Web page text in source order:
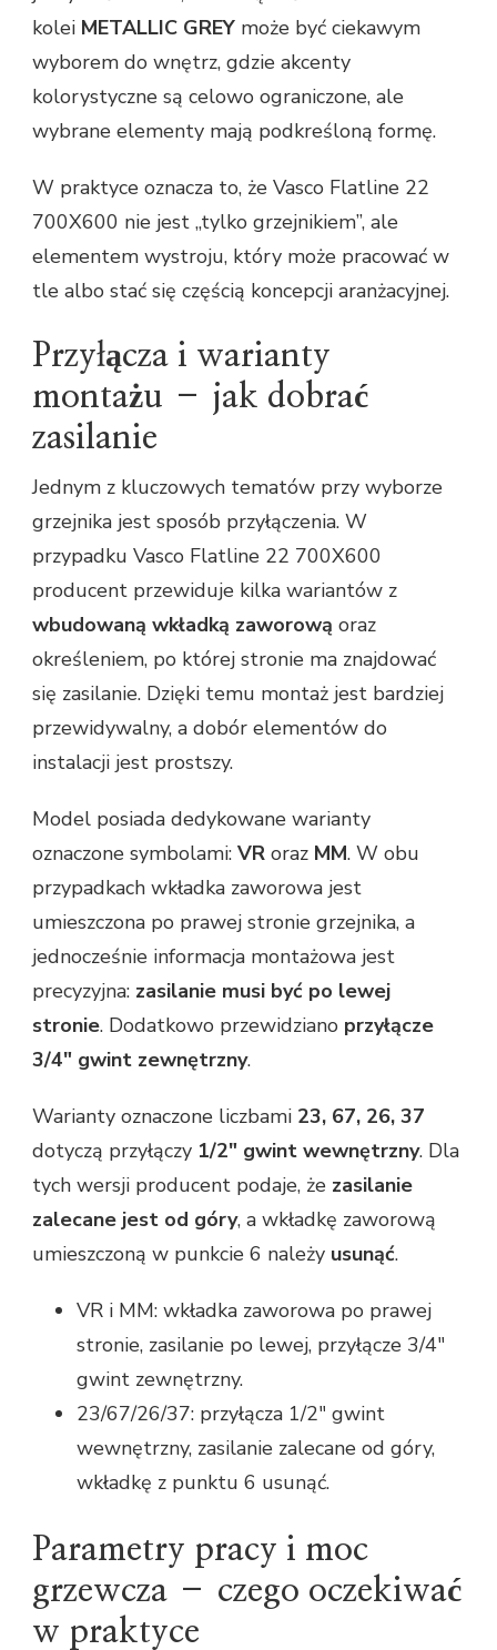
kolei METALLIC GREY może być ciekawym
wyborem do wnętrz, gdzie akcenty
kolorystyczne są celowo ograniczone, ale
wybrane elementy mają podkreśloną formę.
W praktyce oznacza to, że Vasco Flatline 22
700X600 nie jest „tylko grzejnikiem”, ale
elementem wystroju, który może pracować w
tle albo stać się częścią koncepcji aranżacyjnej.
Przyłącza i warianty
montażu – jak dobrać
zasilanie
Jednym z kluczowych tematów przy wyborze
grzejnika jest sposób przyłączenia. W
przypadku Vasco Flatline 22 700X600
producent przewiduje kilka wariantów z
wbudowaną wkładką zaworową oraz
określeniem, po której stronie ma znajdować
się zasilanie. Dzięki temu montaż jest bardziej
przewidywalny, a dobór elementów do
instalacji jest prostszy.
Model posiada dedykowane warianty
oznaczone symbolami: VR oraz MM. W obu
przypadkach wkładka zaworowa jest
umieszczona po prawej stronie grzejnika, a
jednocześnie informacja montażowa jest
precyzyjna: zasilanie musi być po lewej
stronie. Dodatkowo przewidziano przyłącze
3/4" gwint zewnętrzny.
Warianty oznaczone liczbami 23, 67, 26, 37
dotyczą przyłączy 1/2" gwint wewnętrzny. Dla
tych wersji producent podaje, że zasilanie
zalecane jest od góry, a wkładkę zaworową
umieszczoną w punkcie 6 należy usunąć.
VR i MM: wkładka zaworowa po prawej
stronie, zasilanie po lewej, przyłącze 3/4"
gwint zewnętrzny.
23/67/26/37: przyłącza 1/2" gwint
wewnętrzny, zasilanie zalecane od góry,
wkładkę z punktu 6 usunąć.
Parametry pracy i moc
grzewcza – czego oczekiwać
w praktyce